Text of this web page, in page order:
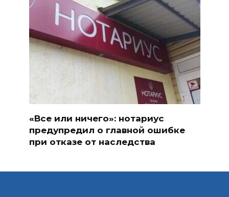
«Все или ничего»: нотариус
предупредил о главной ошибке
при отказе от наследства